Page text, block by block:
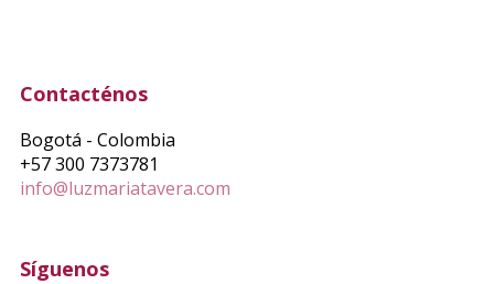
Contacténos
Bogotá - Colombia
+57 300 7373781
info@luzmariatavera.com
Síguenos